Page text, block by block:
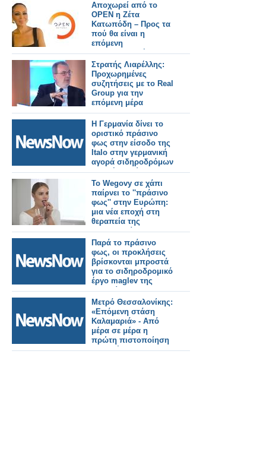
Αποχωρεί από το
OPEN η Ζέτα
Κατωπόδη – Προς τα
πού θα είναι η
επόμενη
επαγγελματική της
στέγη; - Όλο το
ρεπορτάζ
Στρατής Λιαρέλλης:
Προχωρημένες
συζητήσεις με το Real
Group για την
επόμενη μέρα
Η Γερμανία δίνει το
οριστικό πράσινο
φως στην είσοδο της
Italo στην γερμανική
αγορά σιδηροδρόμων
υψηλής ταχύτητας.
Το Wegovy σε χάπι
παίρνει το ''πράσινο
φως'' στην Ευρώπη:
μια νέα εποχή στη
θεραπεία της
παχυσαρκίας
Παρά το πράσινο
φως, οι προκλήσεις
βρίσκονται μπροστά
για το σιδηροδρομικό
έργο maglev της
Ιαπωνίας.
Μετρό Θεσσαλονίκης:
«Επόμενη στάση
Καλαμαριά» - Από
μέρα σε μέρα η
πρώτη πιστοποίηση
της επέκτασης.